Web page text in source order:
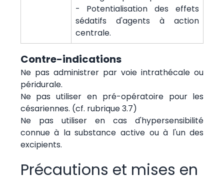
- Potentialisation des effets
sédatifs d'agents à action
centrale.
Contre-indications
Ne pas administrer par voie intrathécale ou
péridurale.
Ne pas utiliser en pré-opératoire pour les
césariennes. (cf. rubrique 3.7)
Ne pas utiliser en cas d'hypersensibilité
connue à la substance active ou à l'un des
excipients.
Précautions et mises en